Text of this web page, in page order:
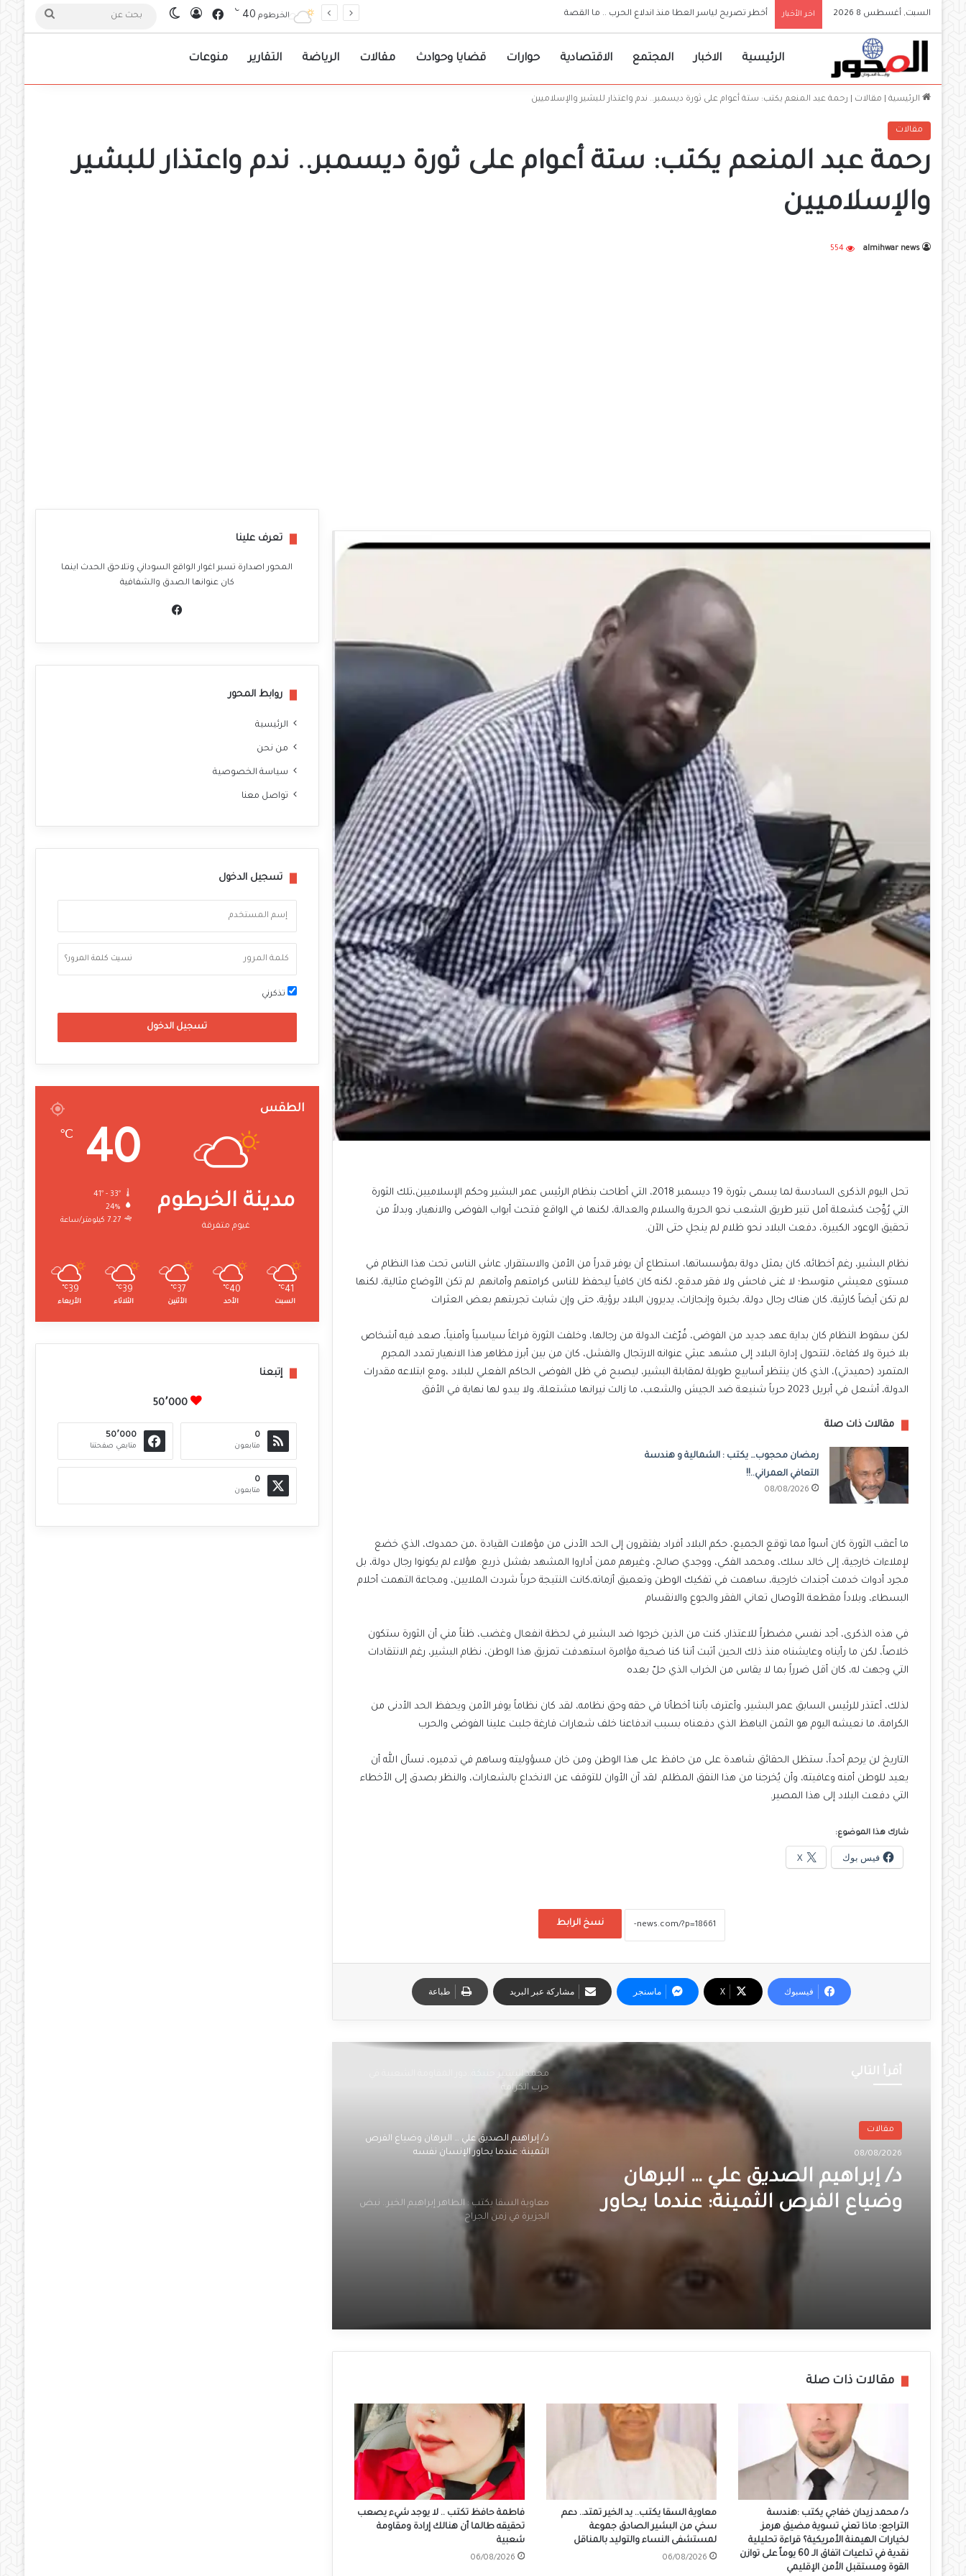
السبت, أغسطس 8 2026 اخر الأخبار والي الجزيرة يعلن إعتماد الجامعات مرجعية لقرارات حكومة الولاية الخرطوم 40
℃ فيسبوكتسجيل الدخول
الوضع المظلم
الرئيسية الاخبار المجتمع الاقتصادية حوارات قضايا وحوادث مقالات الرياضة التقارير منوعات
الرئيسية مقالات رحمة عبد المنعم يكتب: ستة أعوام على ثورة ديسمبر.. ندم واعتذار للبشير والإسلاميين
مقالات
رحمة عبد المنعم يكتب: ستة أعوام على ثورة ديسمبر.. ندم واعتذار للبشير
والإسلاميين
almihwar news
554
تحل اليوم الذكرى السادسة لما يسمى بثورة 19 ديسمبر 2018، التي أطاحت بنظام الرئيس عمر البشير وحكم الإسلاميين،تلك الثورة
التي رُوِّجت كشعلة أمل تنير طريق الشعب نحو الحرية والسلام والعدالة، لكنها في الواقع فتحت أبواب الفوضى والانهيار، وبدلاً من
تحقيق الوعود الكبيرة، دفعت البلاد نحو ظلام لم ينجلِ حتى الآن.
نظام البشير، رغم أخطائه، كان يمثل دولة بمؤسساتها، استطاع أن يوفر قدراً من الأمن والاستقرار، عاش الناس تحت هذا النظام في
مستوى معيشي متوسط؛ لا غنى فاحش ولا فقر مدقع، لكنه كان كافياً ليحفظ للناس كرامتهم وأمانهم. لم تكن الأوضاع مثالية، لكنها
لم تكن أيضاً كارثية، كان هناك رجال دولة، بخبرة وإنجازات، يديرون البلاد برؤية، حتى وإن شابت تجربتهم بعض العثرات
لكن سقوط النظام كان بداية عهد جديد من الفوضى، فُرّغت الدولة من رجالها، وخلفت الثورة فراغاً سياسياً وأمنياً، صعد فيه أشخاص
بلا خبرة ولا كفاءة، لتتحول إدارة البلاد إلى مشهد عبثي عنوانه الارتجال والفشل، كان من بين أبرز مظاهر هذا الانهيار تمدد المجرم
المتمرد (حميدتي)، الذي كان ينتظر أسابيع طويلة لمقابلة البشير، ليصبح في ظل الفوضى الحاكم الفعلي للبلاد ،ومع ابتلاعه مقدرات
الدولة، أشعل في أبريل 2023 حرباً شنيعة ضد الجيش والشعب، ما زالت نيرانها مشتعلة، ولا يبدو لها نهاية في الأفق
مقالات ذات صلة
رمضان محجوب… يكتب : الشمالية و هندسة
التعافي العمراني..!!
08/08/2026
ما أعقب الثورة كان أسوأ مما توقع الجميع، حكم البلاد أفراد يفتقرون إلى الحد الأدنى من مؤهلات القيادة ،من حمدوك، الذي خضع
لإملاءات خارجية، إلى خالد سلك، ومحمد الفكي، ووجدي صالح، وغيرهم ممن أداروا المشهد بفشل ذريع. هؤلاء لم يكونوا رجال دولة، بل
مجرد أدوات خدمت أجندات خارجية، ساهمت في تفكيك الوطن وتعميق أزماته،كانت النتيجة حرباً شردت الملايين، ومجاعة التهمت أحلام
البسطاء، وبلاداً مقطعة الأوصال تعاني الفقر والجوع والانقسام
في هذه الذكرى، أجد نفسي مضطراً للاعتذار، كنت من الذين خرجوا ضد البشير في لحظة انفعال وغضب، ظناً مني أن الثورة ستكون
خلاصاً، لكن ما رأيناه وعايشناه منذ ذلك الحين أثبت أننا كنا ضحية مؤامرة استهدفت تمزيق هذا الوطن، نظام البشير، رغم الانتقادات
التي وجهت له، كان أقل ضرراً بما لا يقاس من الخراب الذي حلّ بعده
لذلك، أعتذر للرئيس السابق عمر البشير، وأعترف بأننا أخطأنا في حقه وحق نظامه، لقد كان نظاماً يوفر الأمن ويحفظ الحد الأدنى من
الكرامة، ما نعيشه اليوم هو الثمن الباهظ الذي دفعناه بسبب اندفاعنا خلف شعارات فارغة جلبت علينا الفوضى والحرب
التاريخ لن يرحم أحداً، ستظل الحقائق شاهدة على من حافظ على هذا الوطن ومن خان مسؤوليته وساهم في تدميره، نسأل الله أن
يعيد للوطن أمنه وعافيته، وأن يُخرجنا من هذا النفق المظلم. لقد آن الأوان للتوقف عن الانخداع بالشعارات، والنظر بصدق إلى الأخطاء
التي دفعت البلاد إلى هذا المصير.
شارك هذا الموضوع:
فيس بوك X
نسخ الرابط
فيسبوك ‫X ماسنجر مشاركة عبر البريد طباعة
أقرأ التالي
مقالات
08/08/2026
د/ إبراهيم الصديق علي … البرهان
وضياع الفرص الثمينة: عندما يحاور
محمد البشير حنبكة..دور المقاومة الشعبية في
حرب الكرامة
د/ إبراهيم الصديق علي … البرهان وضياع الفرص
الثمينة: عندما يحاور الإنسان نفسه
معاوية السقا يكتب : الطاهر إبراهيم الخير.. نبض
الجزيرة في زمن الجراح
مقالات ذات صلة
د/ محمد زيدان خفاجي يكتب :هندسة
التراجع: ماذا تعني تسوية مضيق هرمز
لخيارات الهيمنة الأمريكية؟ قراءة تحليلية
نقدية في تداعيات اتفاق الـ 60 يوماً على توازن
القوة ومستقبل الأمن الإقليمي
معاوية السقا يكتب.. يد الخير تمتد.. دعم
سخي من البشير الصادق جموعة
لمستشفى النساء والتوليد بالمناقل
06/08/2026
فاطمة حافظ تكتب .. لا يوجد شيء يصعب
تحقيقه طالما أن هنالك إرادة ومقاومة
شعبية
06/08/2026
تعرف علينا
المحور اصدارة تسبر اغوار الواقع السوداني وتلاحق الحدث اينما
كان عنوانها الصدق والشفافية
وك
روابط المحور
الرئيسية
من نحن
سياسة الخصوصية
تواصل معنا
تسجيل الدخول
نسيت كلمة المرور؟
تذكرني
تسجيل الدخول
الطقس
مدينة الخرطوم
غيوم متفرقة
40
℃
41º - 33º
24%
7.27 كيلومتر/ساعة
41
℃
السبت
40
℃
الأحد
37
℃
الأثنين
39
℃
الثلاثاء
39
℃
الأربعاء
إتبعنا
50٬000
0
متابعون
50٬000
متابعي صفحتنا
0
متابعون